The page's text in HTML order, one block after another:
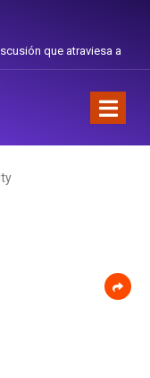
que atraviesa a